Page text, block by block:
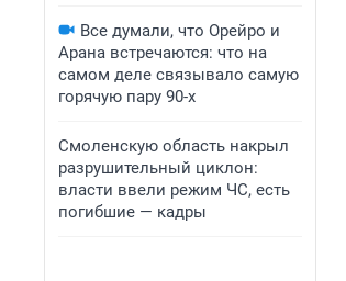
Все думали, что Орейро и
Арана встречаются: что на
самом деле связывало самую
горячую пару 90-х
Смоленскую область накрыл
разрушительный циклон:
власти ввели режим ЧС, есть
погибшие — кадры